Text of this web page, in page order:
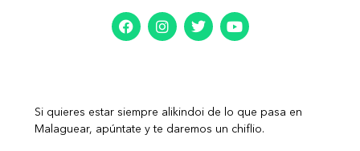
Si quieres estar siempre alikindoi de lo que pasa en
Malaguear, apúntate y te daremos un chiflio.